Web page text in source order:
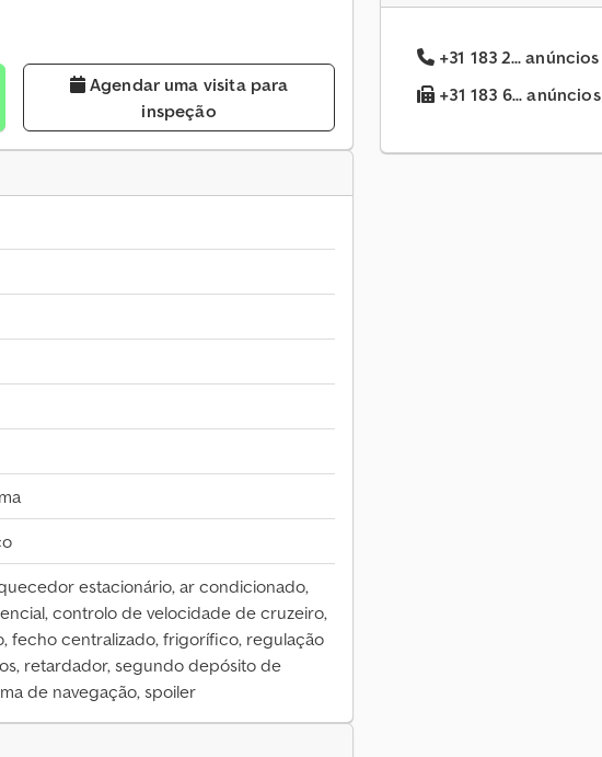
Agendar uma visita para
inspeção
estacionário, ar condicionado,
controlo de velocidade de cruzeiro,
fecho centralizado, frigorífico, regulação
retardador, segundo depósito de
de navegação, spoiler
+31 183 2... anúncios
+31 183 6... anúncios